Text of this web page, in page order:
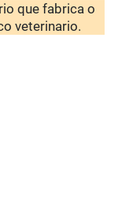
que fabrica o
veterinario.